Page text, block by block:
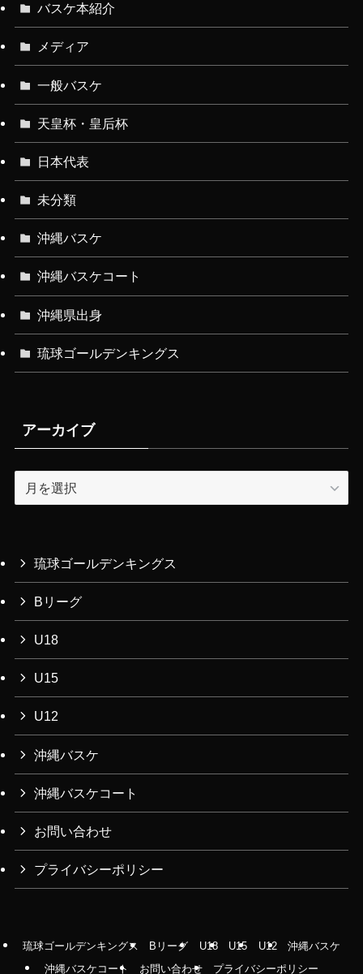
バスケ本紹介
メディア
一般バスケ
天皇杯・皇后杯
日本代表
未分類
沖縄バスケ
沖縄バスケコート
沖縄県出身
琉球ゴールデンキングス
アーカイブ
ー
ブ
琉球ゴールデンキングス
Bリーグ
U18
U15
U12
沖縄バスケ
沖縄バスケコート
お問い合わせ
プライバシーポリシー
琉球ゴールデンキングス Bリーグ U18 U15 U12
沖縄バスケ
沖縄バスケコート
お問い合わせ プライバシーポリシー